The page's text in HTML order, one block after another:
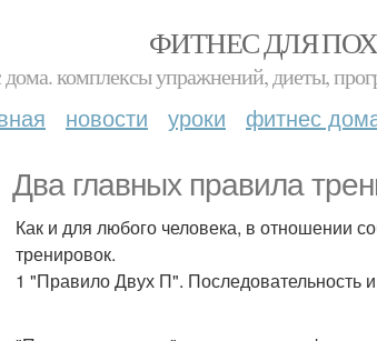
ФИТНЕС ДЛЯ
комплексы упражнений, диеты,
новости уроки фитнес
Два главных правила
Как и для любого человека, в отношении
тренировок.
1 "Правило Двух П". Последовательность